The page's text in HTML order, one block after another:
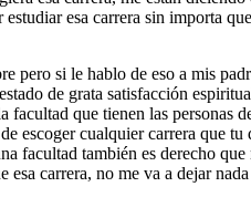
estudiar esa carrera sin importa
pero si le hablo de eso a mis
de grata satisfacción
facultad que tienen las personas
escoger cualquier carrera que
facultad también es derecho
esa carrera, no me va a dejar